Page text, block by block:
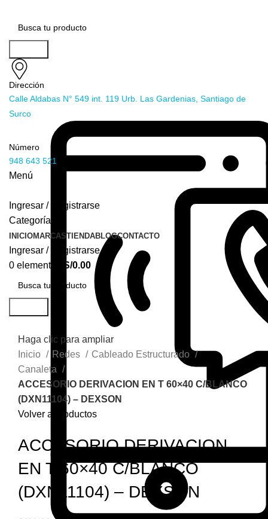
Dirección
Calle Aldabas N° 549 int. 119 Urb. Las Gardenias, Santiago de
Surco
Número
948 643 521
Menú
Ingresar / Registrarse
Categorías
INICIOMARCASTIENDABLOGCONTACTO
Ingresar / Registrarse
0 elementos S/0.00
Haga clic para ampliar
Inicio
Redes
Cableado Estructurado
Canaleta
ACCESORIO DERIVACION EN T 60×40 C/BLANCO
(DXN11104) – DEXSON
Volver a productos
ACCESORIO DERIVACION
EN T 60×40 C/BLANCO
(DXN11104) – DEXSON